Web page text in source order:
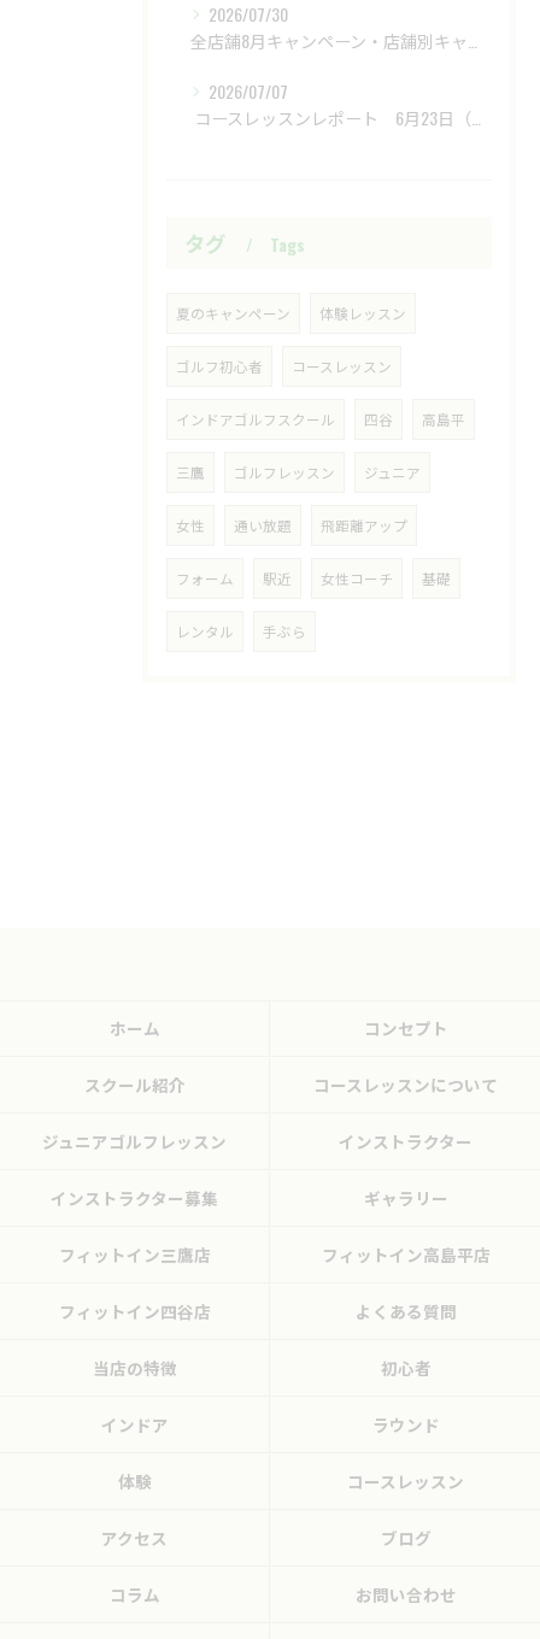
2026/07/30
全店舗8月キャンペーン・店舗別キャンペーンもあります
2026/07/07
​ コースレッスンレポート 6月23日（火）新武蔵ヶ丘GC ​
タグ Tags
夏のキャンペーン 体験レッスン
ゴルフ初心者 コースレッスン
インドアゴルフスクール 四谷 高島平
三鷹 ゴルフレッスン ジュニア
女性 通い放題 飛距離アップ
フォーム 駅近 女性コーチ 基礎
レンタル 手ぶら
ホーム コンセプト
スクール紹介 コースレッスンについて
ジュニアゴルフレッスン インストラクター
インストラクター募集 ギャラリー
フィットイン三鷹店 フィットイン高島平店
フィットイン四谷店 よくある質問
当店の特徴 初心者
インドア ラウンド
体験 コースレッスン
アクセス ブログ
コラム お問い合わせ